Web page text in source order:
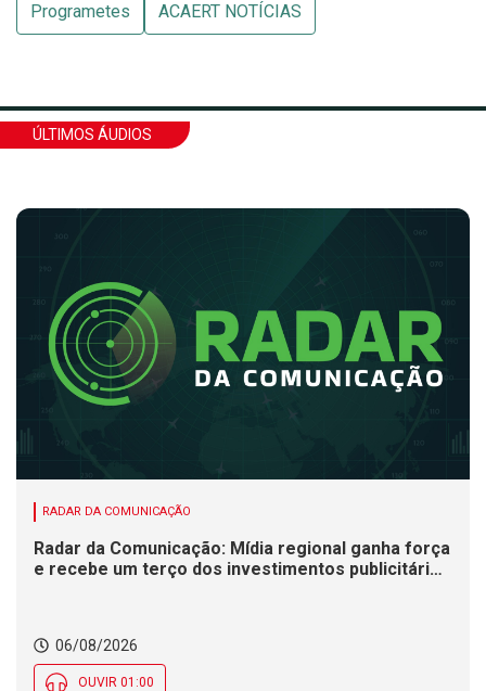
Programetes ACAERT NOTÍCIAS
ÚLTIMOS ÁUDIOS
RADAR DA COMUNICAÇÃO
Radar da Comunicação: Mídia regional ganha força
e recebe um terço dos investimentos publicitários
06/08/2026
OUVIR 01:00